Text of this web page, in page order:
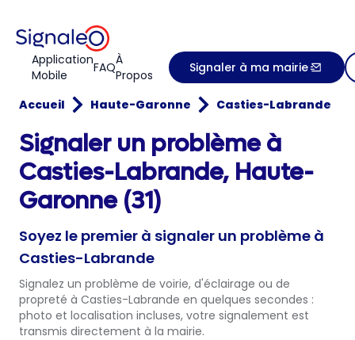
Application
Mobile
FAQÀ
Propos
Signaler à ma mairie
Accueil Haute-Garonne Casties-Labrande
Signaler un problème à
Casties-Labrande, Haute-
Garonne (31)
Soyez le premier à signaler un problème à
Casties-Labrande
Signalez un problème de voirie, d'éclairage ou de
propreté à Casties-Labrande en quelques secondes :
photo et localisation incluses, votre signalement est
transmis directement à la mairie.